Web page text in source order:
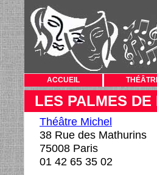
ACCUEIL
LES PALMES DE
Théâtre Michel
38 Rue des Mathurins
75008 Paris
01 42 65 35 02